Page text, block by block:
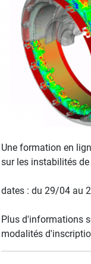
Une formation en
sur les instabilités
dates : du 29/04 au
Plus d'informations
modalités